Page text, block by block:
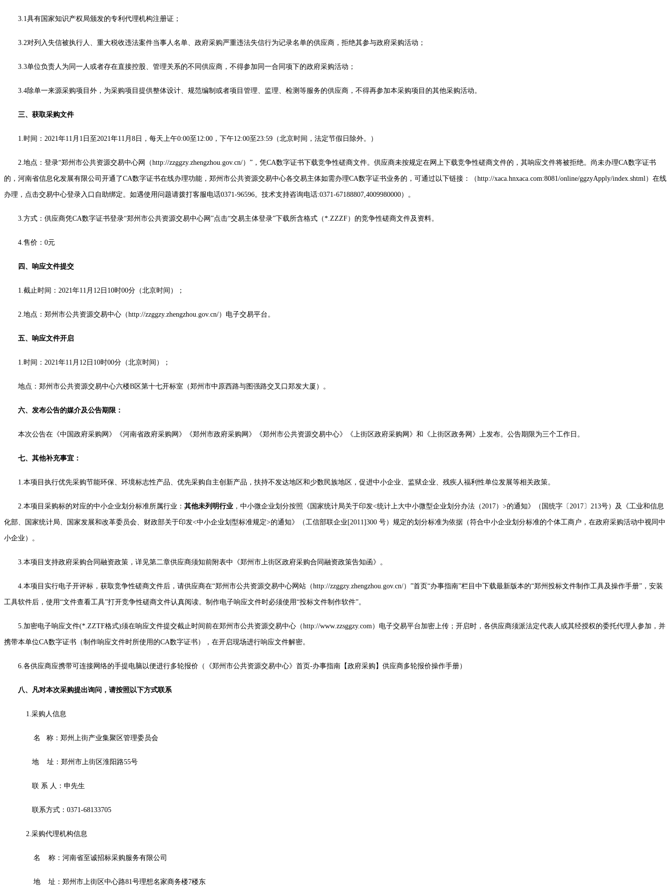
3.1具有国家知识产权局颁发的专利代理机构注册证；
3.2对列入失信被执行人、重大税收违法案件当事人名单、政府采购严重违法失信行为记录名单的供应商，拒绝其参与政府采购活动；
3.3单位负责人为同一人或者存在直接控股、管理关系的不同供应商，不得参加同一合同项下的政府采购活动；
3.4除单一来源采购项目外，为采购项目提供整体设计、规范编制或者项目管理、监理、检测等服务的供应商，不得再参加本采购项目的其他采购活动。
三、获取采购文件
1.时间：2021年11月1日至2021年11月8日，每天上午0:00至12:00，下午12:00至23:59（北京时间，法定节假日除外。）
2.地点：登录“郑州市公共资源交易中心网（http://zzggzy.zhengzhou.gov.cn/）”，凭CA数字证书下载竞争性磋商文件。供应商未按规定在网上下载竞争性磋商文件的，其响应文件将被拒绝。尚未办理CA数字证书
的，河南省信息化发展有限公司开通了CA数字证书在线办理功能，郑州市公共资源交易中心各交易主体如需办理CA数字证书业务的，可通过以下链接：（http://xaca.hnxaca.com:8081/online/ggzyApply/index.shtml）在线
办理，点击交易中心登录入口自助绑定。如遇使用问题请拨打客服电话0371-96596。技术支持咨询电话:0371-67188807,4009980000）。
3.方式：供应商凭CA数字证书登录“郑州市公共资源交易中心网”点击“交易主体登录”下载所含格式（*.ZZZF）的竞争性磋商文件及资料。
4.售价：0元
四、响应文件提交
1.截止时间： 2021年11月12日10时00分 （北京时间）；
2.地点：郑州市公共资源交易中心（http://zzggzy.zhengzhou.gov.cn/）电子交易平台。
五、响应文件开启
1.时间： 2021年11月12日10时00分 （北京时间）；
地点：郑州市公共资源交易中心六楼B区第十七开标室（郑州市中原西路与图强路交叉口郑发大厦）。
六、发布公告的媒介及公告期限：
本次公告在《中国政府采购网》《河南省政府采购网》《郑州市政府采购网》《郑州市公共资源交易中心》《上街区政府采购网》和《上街区政务网》上发布。公告期限为三个工作日。
七、其他补充事宜：
1.本项目执行优先采购节能环保、环境标志性产品、优先采购自主创新产品，扶持不发达地区和少数民族地区，促进中小企业、监狱企业、残疾人福利性单位发展等相关政策。
2.本项目采购标的对应的中小企业划分标准所属行业： 其他未列明行业 ，中小微企业划分按照《国家统计局关于印发<统计上大中小微型企业划分办法（2017）>的通知》（国统字〔2017〕213号）及《工业和信息
化部、国家统计局、国家发展和改革委员会、财政部关于印发<中小企业划型标准规定>的通知》（工信部联企业[2011]300 号）规定的划分标准为依据（符合中小企业划分标准的个体工商户，在政府采购活动中视同中
小企业）。
3.本项目支持政府采购合同融资政策，详见第二章供应商须知前附表中《郑州市上街区政府采购合同融资政策告知函》。
4.本项目实行电子开评标，获取竞争性磋商文件后，请供应商在“郑州市公共资源交易中心网站（http://zzggzy.zhengzhou.gov.cn/）”首页“办事指南”栏目中下载最新版本的“郑州投标文件制作工具及操作手册”，安装
工具软件后，使用“文件查看工具”打开竞争性磋商文件认真阅读。制作电子响应文件时必须使用“投标文件制作软件”。
5.加密电子响应文件(*.ZZTF格式)须在响应文件提交截止时间前在郑州市公共资源交易中心（http://www.zzsggzy.com）电子交易平台加密上传；开启时，各供应商须派法定代表人或其经授权的委托代理人参加，并
携带本单位CA数字证书（制作响应文件时所使用的CA数字证书），在开启现场进行响应文件解密。
6.各供应商应携带可连接网络的手提电脑以便进行多轮报价（《郑州市公共资源交易中心》首页-办事指南【政府采购】供应商多轮报价操作手册）
八、凡对本次采购提出询问，请按照以下方式联系
1.采购人信息
名 称： 郑州上街产业集聚区管理委员会
地 址：郑州市上街区淮阳路55号
联 系 人：申先生
联系方式： 0371-68133705
2.采购代理机构信息
名 称： 河南省至诚招标采购服务有限公司
地 址： 郑州市上街区中心路81号理想名家商务楼7楼东